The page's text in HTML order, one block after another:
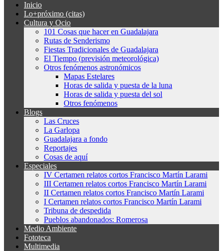
Inicio
Lo+próximo (citas)
Cultura y Ocio
101 Cosas que hacer en Guadalajara
Rutas de Senderismo
Fiestas Tradicionales de Guadalajara
El Tiempo (previsión meteorológica)
Otros fenómenos astronómicos
Mapas Estelares
Horas de salida y puesta de la luna
Horas de salida y puesta del sol
Otros fenómenos
Blogs
Las Cruces
La Garlopa
Guadalajara a fondo
Reportajes
Cosas de aquí
Especiales
IV Certamen relatos cortos Francisco Martín Larami
III Certamen relatos cortos Francisco Martín Larami
II Certamen relatos cortos Francisco Martín Larami
I Certamen relatos cortos Francisco Martín Larami
Tribuna de despedida
Pueblos abandonados: Romerosa
Medio Ambiente
Fototeca
Multimedia